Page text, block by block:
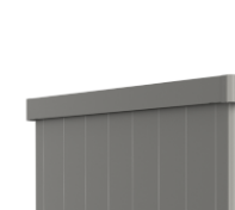
B
U